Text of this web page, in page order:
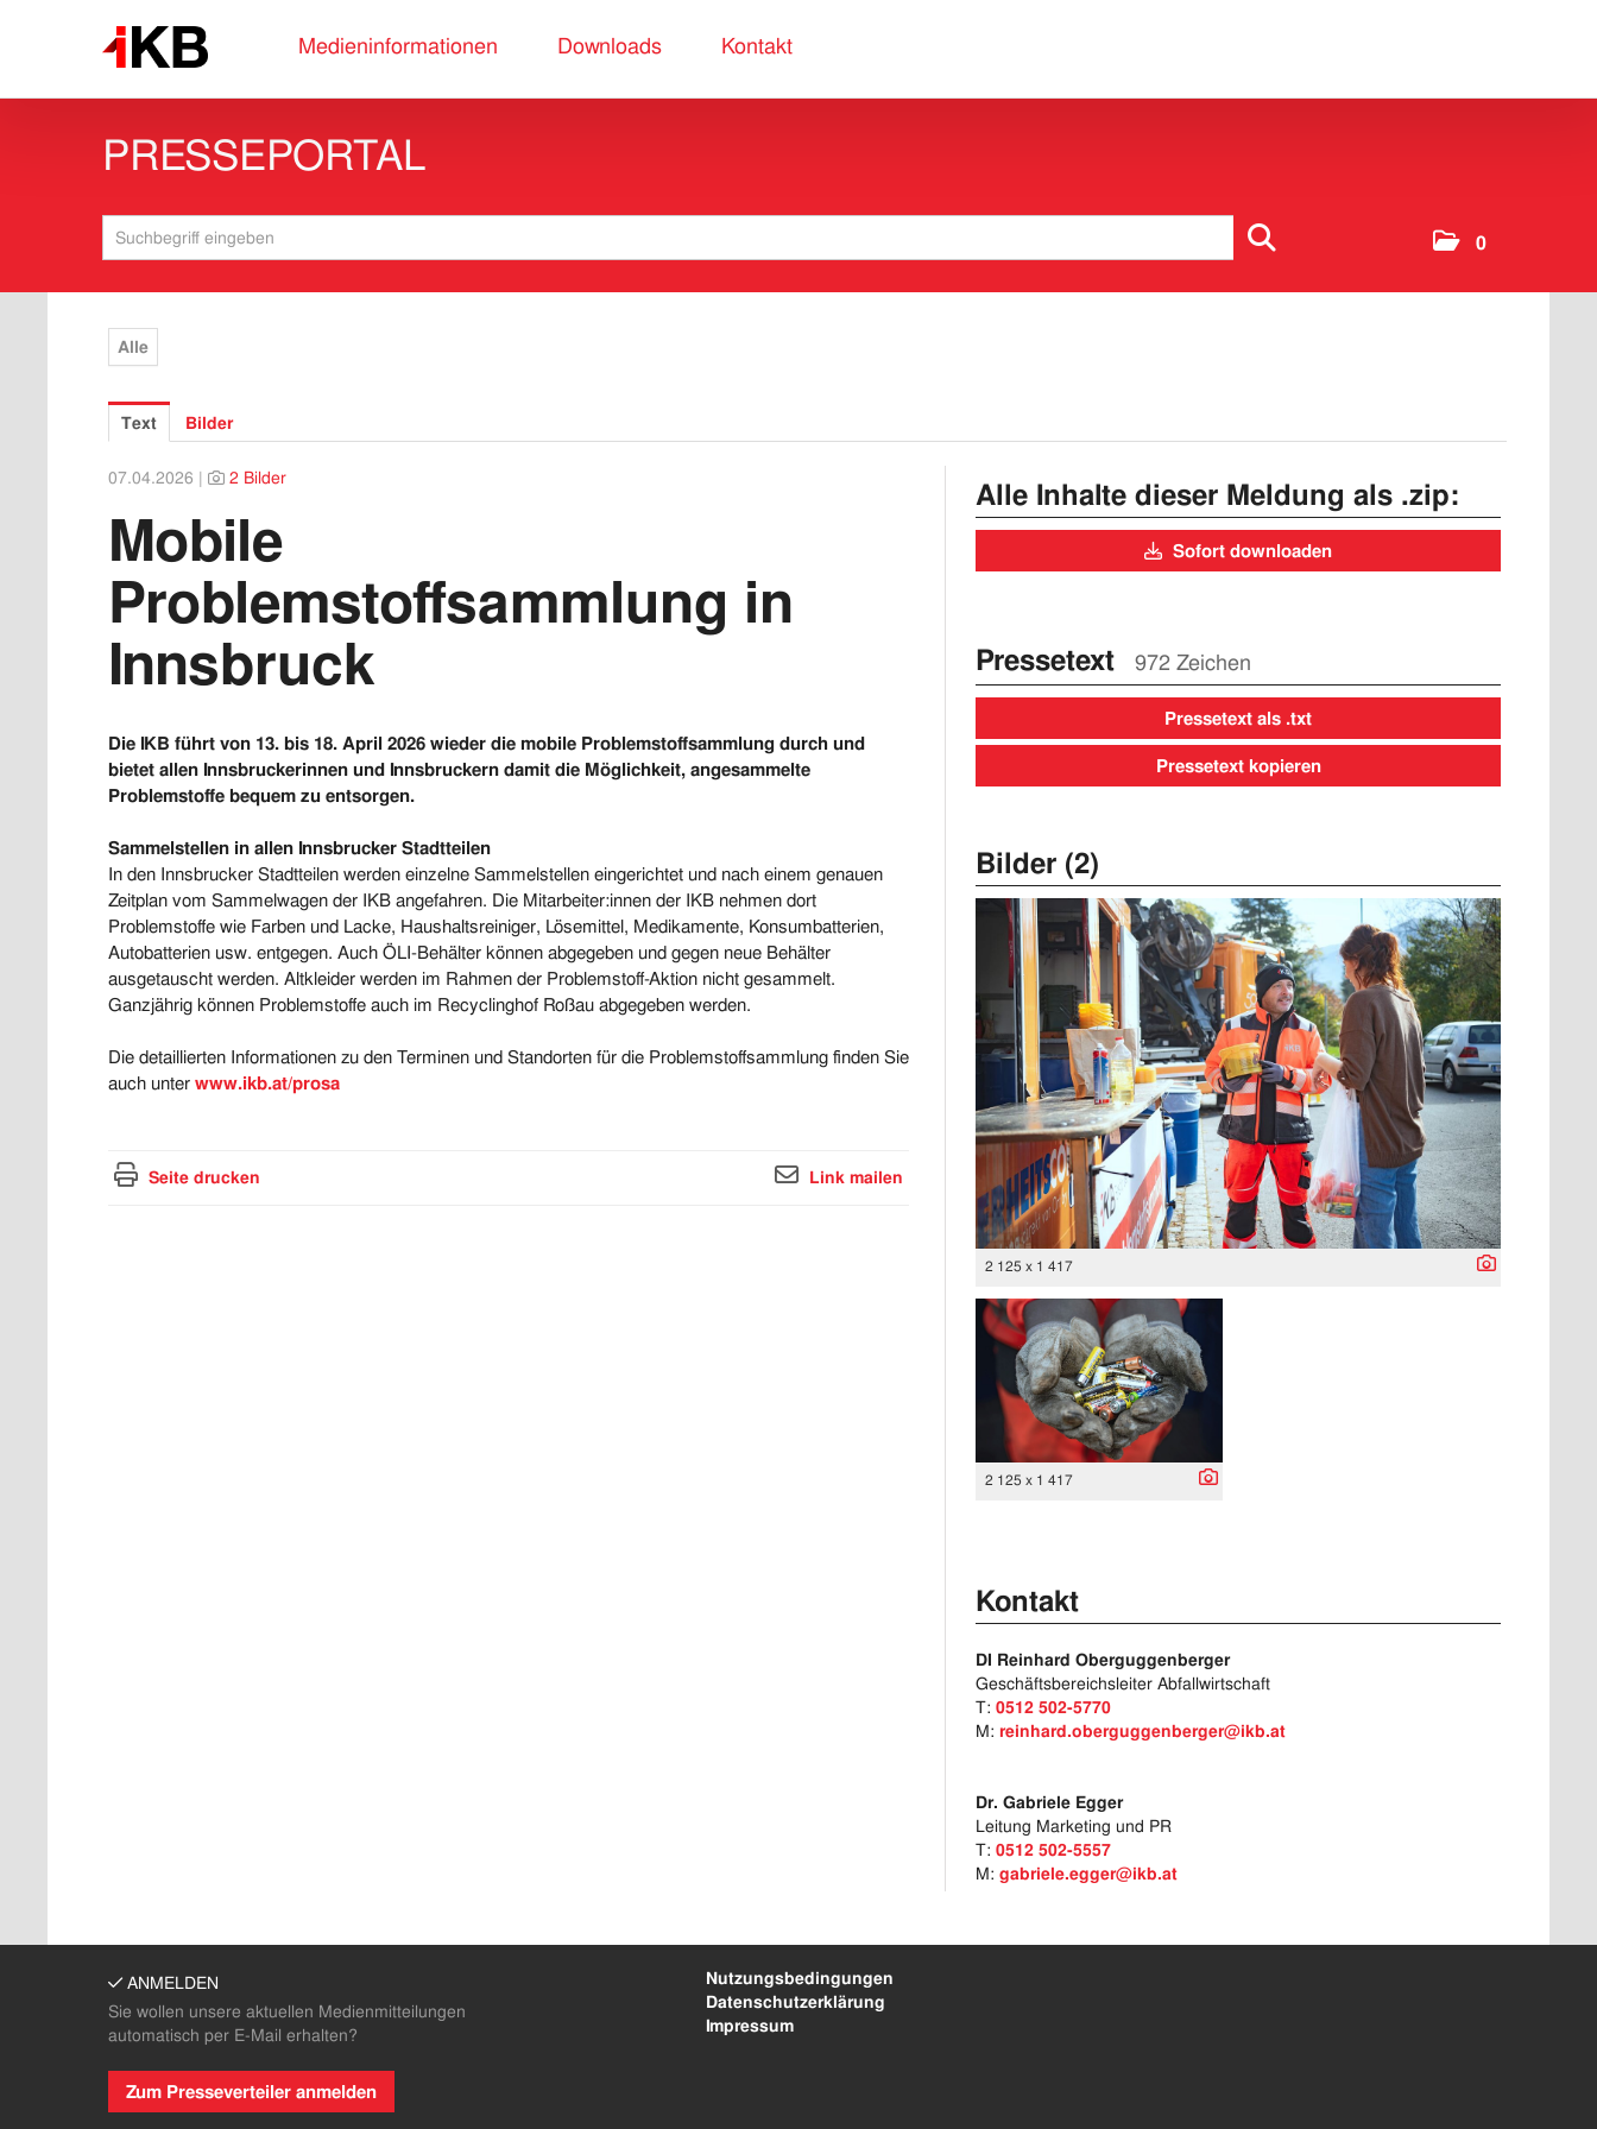
Medieninformationen Downloads Kontakt
0
PRESSEPORTAL
Alle
Text Bilder
07.04.2026 | 2 Bilder
Mobile
Problemstoffsammlung in
Innsbruck
Die IKB führt von 13. bis 18. April 2026 wieder die mobile Problemstoffsammlung durch und
bietet allen Innsbruckerinnen und Innsbruckern damit die Möglichkeit, angesammelte
Problemstoffe bequem zu entsorgen.
Sammelstellen in allen Innsbrucker Stadtteilen
In den Innsbrucker Stadtteilen werden einzelne Sammelstellen eingerichtet und nach einem genauen
Zeitplan vom Sammelwagen der IKB angefahren. Die Mitarbeiter:innen der IKB nehmen dort
Problemstoffe wie Farben und Lacke, Haushaltsreiniger, Lösemittel, Medikamente, Konsumbatterien,
Autobatterien usw. entgegen. Auch ÖLI-Behälter können abgegeben und gegen neue Behälter
ausgetauscht werden. Altkleider werden im Rahmen der Problemstoff-Aktion nicht gesammelt.
Ganzjährig können Problemstoffe auch im Recyclinghof Roßau abgegeben werden.
Die detaillierten Informationen zu den Terminen und Standorten für die Problemstoffsammlung finden Sie
auch unter www.ikb.at/prosa
Seite drucken Link mailen
Alle Inhalte dieser Meldung als .zip:
Sofort downloaden
Pressetext 972 Zeichen
Pressetext als .txt
Pressetext kopieren
Bilder (2)
2 125 x 1 417
2 125 x 1 417
Kontakt
DI Reinhard Oberguggenberger
Geschäftsbereichsleiter Abfallwirtschaft
T:0512 502-5770
M:reinhard.oberguggenberger@ikb.at
Dr. Gabriele Egger
Leitung Marketing und PR
T:0512 502-5557
M:gabriele.egger@ikb.at
ANMELDEN
Sie wollen unsere aktuellen Medienmitteilungen
automatisch per E-Mail erhalten?
Zum Presseverteiler anmelden
Nutzungsbedingungen
Datenschutzerklärung
Impressum